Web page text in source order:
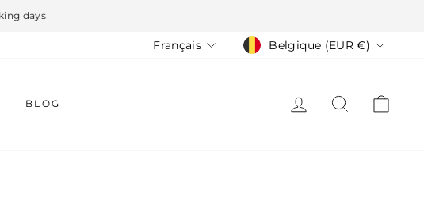
Langue
Français DeviseBelgique (EUR €)
BLOG SE CONNECTER